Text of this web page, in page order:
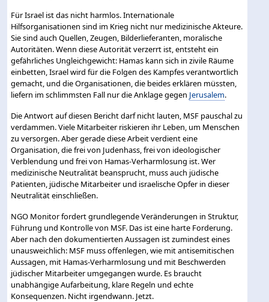
Für Israel ist das nicht harmlos. Internationale
Hilfsorganisationen sind im Krieg nicht nur medizinische Akteure.
Sie sind auch Quellen, Zeugen, Bilderlieferanten, moralische
Autoritäten. Wenn diese Autorität verzerrt ist, entsteht ein
gefährliches Ungleichgewicht: Hamas kann sich in zivile Räume
einbetten, Israel wird für die Folgen des Kampfes verantwortlich
gemacht, und die Organisationen, die beides erklären müssten,
liefern im schlimmsten Fall nur die Anklage gegen Jerusalem.
Die Antwort auf diesen Bericht darf nicht lauten, MSF pauschal zu
verdammen. Viele Mitarbeiter riskieren ihr Leben, um Menschen
zu versorgen. Aber gerade diese Arbeit verdient eine
Organisation, die frei von Judenhass, frei von ideologischer
Verblendung und frei von Hamas-Verharmlosung ist. Wer
medizinische Neutralität beansprucht, muss auch jüdische
Patienten, jüdische Mitarbeiter und israelische Opfer in dieser
Neutralität einschließen.
NGO Monitor fordert grundlegende Veränderungen in Struktur,
Führung und Kontrolle von MSF. Das ist eine harte Forderung.
Aber nach den dokumentierten Aussagen ist zumindest eines
unausweichlich: MSF muss offenlegen, wie mit antisemitischen
Aussagen, mit Hamas-Verharmlosung und mit Beschwerden
jüdischer Mitarbeiter umgegangen wurde. Es braucht
unabhängige Aufarbeitung, klare Regeln und echte
Konsequenzen. Nicht irgendwann. Jetzt.